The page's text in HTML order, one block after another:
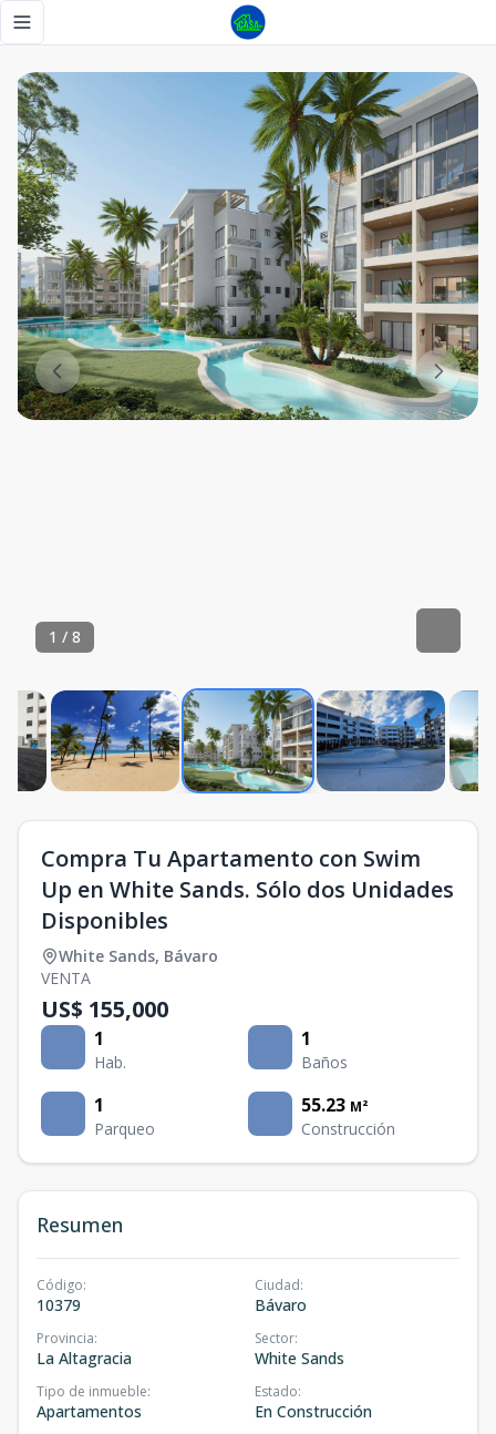
Toggle navigation menu
1 / 8
Compra Tu Apartamento con Swim
Up en White Sands. Sólo dos Unidades
Disponibles
White Sands, Bávaro
VENTA
US$ 155,000
1
Hab.
1
Baños
1
Parqueo
55.23 M²
Construcción
Resumen
Código:
10379
Ciudad:
Bávaro
Provincia:
La Altagracia
Sector:
White Sands
Tipo de inmueble:
Apartamentos
Estado:
En Construcción
Compra Tu Apartamento con Swim Up en White Sands.